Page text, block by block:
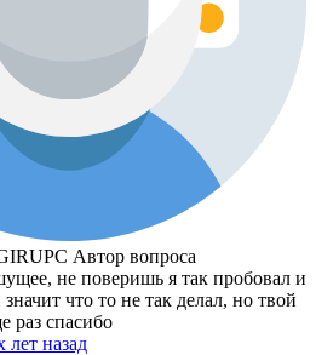
Автор вопроса
не поверишь я так пробовал и
что то не так делал, но твой
раз спасибо
лет назад